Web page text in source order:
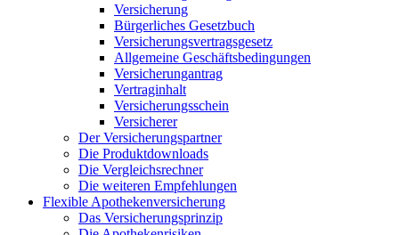
Versicherung
Bürgerliches Gesetzbuch
Versicherungsvertragsgesetz
Allgemeine Geschäftsbedingungen
Versicherungantrag
Vertraginhalt
Versicherungsschein
Versicherer
Der Versicherungspartner
Die Produktdownloads
Die Vergleichsrechner
Die weiteren Empfehlungen
Flexible Apothekenversicherung
Das Versicherungsprinzip